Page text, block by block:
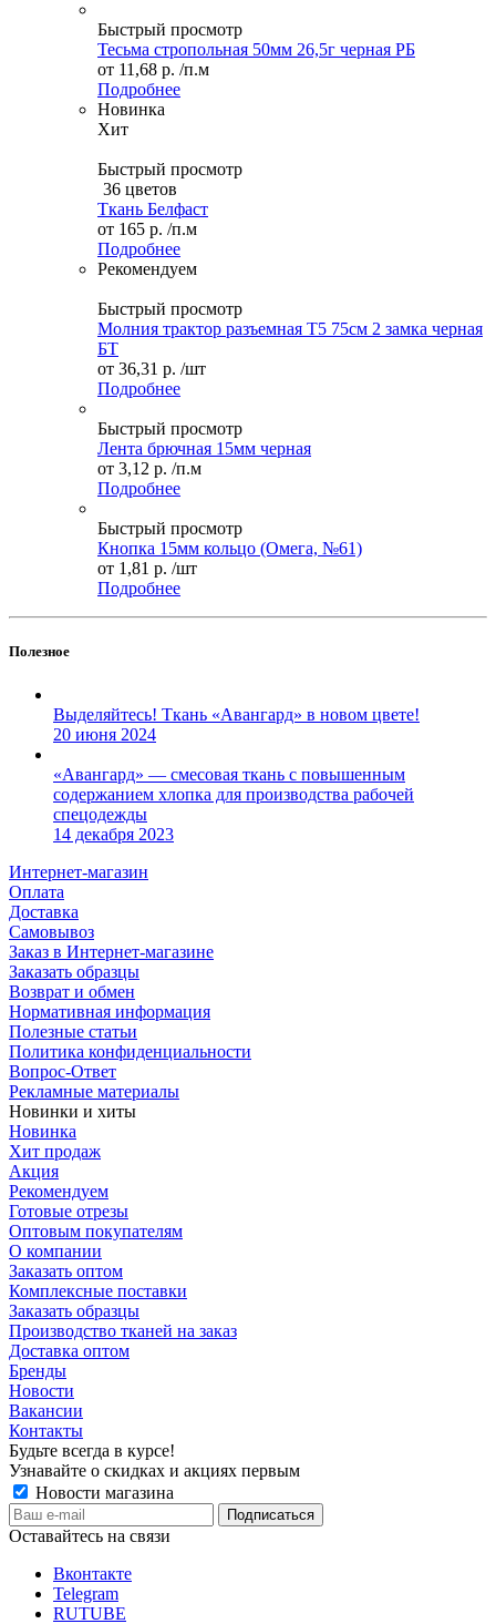
Быстрый просмотр
Тесьма стропольная 50мм 26,5г черная РБ
от 11,68 р. /п.м
Подробнее
Новинка
Хит
Быстрый просмотр
36 цветов
Ткань Белфаст
от 165 р. /п.м
Подробнее
Рекомендуем
Быстрый просмотр
Молния трактор разъемная Т5 75см 2 замка черная
БТ
от 36,31 р. /шт
Подробнее
Быстрый просмотр
Лента брючная 15мм черная
от 3,12 р. /п.м
Подробнее
Быстрый просмотр
Кнопка 15мм кольцо (Омега, №61)
от 1,81 р. /шт
Подробнее
Полезное
Выделяйтесь! Ткань «Авангард» в новом цвете!
20 июня 2024
«Авангард» — смесовая ткань с повышенным
содержанием хлопка для производства рабочей
спецодежды
14 декабря 2023
Интернет-магазин
Оплата
Доставка
Самовывоз
Заказ в Интернет-магазине
Заказать образцы
Возврат и обмен
Нормативная информация
Полезные статьи
Политика конфиденциальности
Вопрос-Ответ
Рекламные материалы
Новинки и хиты
Новинка
Хит продаж
Акция
Рекомендуем
Готовые отрезы
Оптовым покупателям
О компании
Заказать оптом
Комплексные поставки
Заказать образцы
Производство тканей на заказ
Доставка оптом
Бренды
Новости
Вакансии
Контакты
Будьте всегда в курсе!
Узнавайте о скидках и акциях первым
Новости магазина
Оставайтесь на связи
Вконтакте
Telegram
RUTUBE